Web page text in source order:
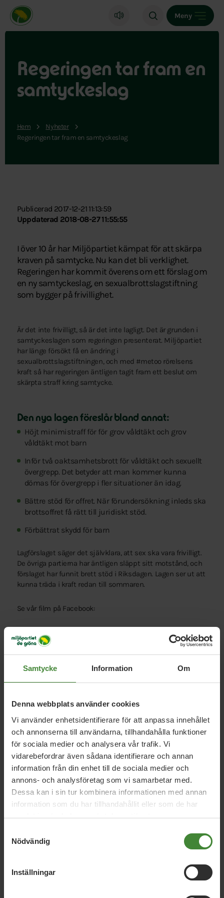
Samtycke Information Om
Denna webbplats använder cookies
Vi använder enhetsidentifierare för att anpassa innehållet
och annonserna till användarna, tillhandahålla funktioner
för sociala medier och analysera vår trafik. Vi
vidarebefordrar även sådana identifierare och annan
information från din enhet till de sociala medier och
annons- och analysföretag som vi samarbetar med.
Dessa kan i sin tur kombinera informationen med annan
information som du har tillhandahållit eller som de har
samlat in när du har använt deras tjänster.
Nödvändig
Inställningar
Miljöpartiet de gröna, startsida
Meny
Regeringen tar fram en
samtyckeslag
Hem
Nyheter
Regeringen tar fram en samtyckeslag
Publicerad 2017-12-21 11:13:59
Uppdaterad 2018-08-27 11:55:55
I över 10 år har Miljöpartiet kämpat för att skärpa
kraven på samtycke. Nu kan det bli verklighet.
Regeringen har kommit överens om ett förslag om
en ny samtyckeslag, en sexualbrottslagstiftning
som bygger på frivillighet.
Är det inte frivilligt, så är det inte lagligt. Det är grunden i
samtyckeslagen som regeringen presenterat. Miljöpartiet
har länge försökt få en ändring i
sexualbrottslagstiftningen, och med #metoo rörelsens
kraft så har regeringen äntligen tagit fram ett beslut om
skärpta straff kring samtycke.
Den nya lagen föreslår bland annat:
Höjt minimistraff för för grov våldtäkt och grov
våldtäkt mot barn
Inför två oaktsamhetsbrott för våldtäkt och sexuellt
övergrepp. Det betyder att man kommer kunna
dömas för övergrepp i fler situationer än idag.
Bättre stöd för offret. När förundersökning inleds ska
brottsoffret få rätt till juridiskt stöd.
Förbättrat skydd för barn
Lagförslaget säger det självklara, att sex ska vara frivilligt.
De övriga partierna har äntligen släppt sitt motstånd, och
förslaget har funnit brett stöd i Riksdagen. Lagen ser ut att
kunna träda i kraft redan till sommaren.
Se vår film på Facebook:
Riksdagen voterar om samtyckeslagen den 23 maj 2018.
Relaterade nyheter